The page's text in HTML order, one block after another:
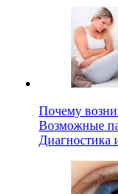
Почему
Возможные
Диагностика